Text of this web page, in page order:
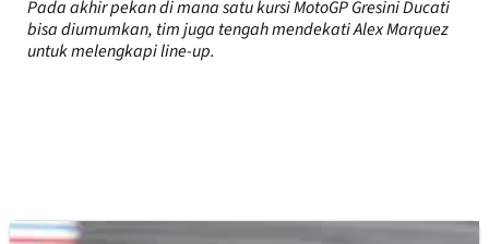
Pada akhir pekan di mana satu kursi MotoGP Gresini Ducati
bisa diumumkan, tim juga tengah mendekati Alex Marquez
untuk melengkapi line-up.